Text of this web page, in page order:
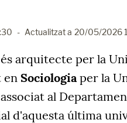
- Actualitzat a 20/05/2026
arquitecte per la
en Sociologiaper la
al
d'aquesta última